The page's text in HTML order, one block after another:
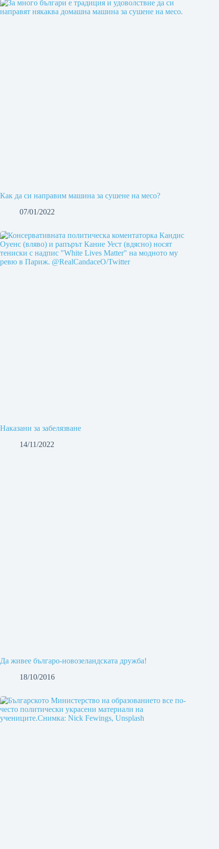
Как да си направим машина за сушене на месо?
07/01/2022
Наказани за забелязване
14/11/2022
Да живее българо-новозеландската дружба!
18/10/2016